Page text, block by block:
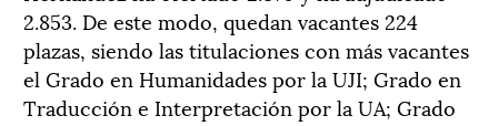
2.853. De este modo, quedan vacantes 224
plazas, siendo las titulaciones con más vacantes
el Grado en Humanidades por la UJI; Grado en
Traducción e Interpretación por la UA; Grado